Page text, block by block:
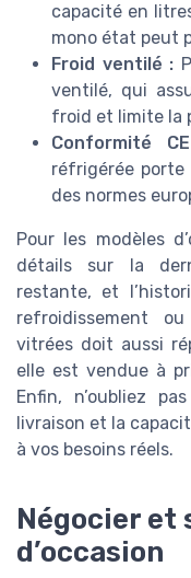
capacité en
mono état peut
Froid ventilé :
ventilé, qui
froid et limite la
Conformité
réfrigérée porte
des normes
Pour les modèles
détails sur la
restante, et
refroidissement
vitrées doit aussi
elle est vendue à
Enfin, n’oubliez
livraison et la
à vos besoins réels.
Négocier et
d’occasion